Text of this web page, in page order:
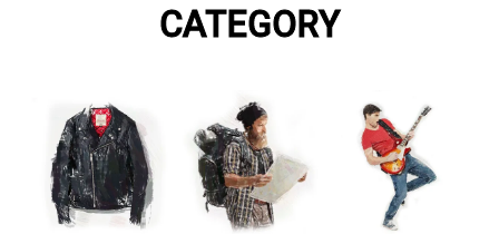
CATEGORY